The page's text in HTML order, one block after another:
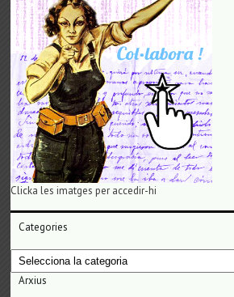
Clicka les imatges per accedir-hi
Categories
Categories
Arxius